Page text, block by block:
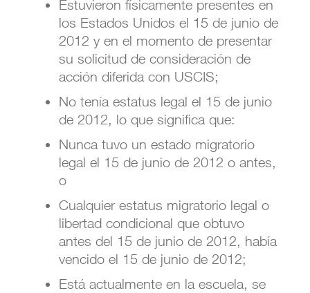
Estuvieron físicamente presentes en
los Estados Unidos el 15 de junio de
2012 y en el momento de presentar
su solicitud de consideración de
acción diferida con USCIS;
No tenía estatus legal el 15 de junio
de 2012, lo que significa que:
Nunca tuvo un estado migratorio
legal el 15 de junio de 2012 o antes,
o
Cualquier estatus migratorio legal o
libertad condicional que obtuvo
antes del 15 de junio de 2012, había
vencido el 15 de junio de 2012;
Está actualmente en la escuela, se